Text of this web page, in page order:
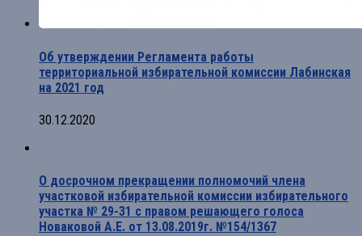
Об утверждении Регламента работы
территориальной избирательной комиссии Лабинская
на 2021 год
30.12.2020
О досрочном прекращении полномочий члена
участковой избирательной комиссии избирательного
участка № 29-31 с правом решающего голоса
Новаковой А.Е. от 13.08.2019г. №154/1367